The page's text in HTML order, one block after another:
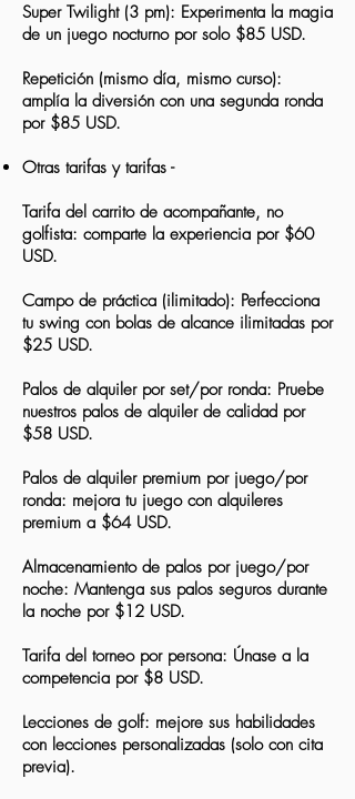
Super Twilight (3 pm): Experimenta la magia
de un juego nocturno por solo $85 USD.
Repetición (mismo día, mismo curso):
amplía la diversión con una segunda ronda
por $85 USD.
Otras tarifas y tarifas -
Tarifa del carrito de acompañante, no
golfista: comparte la experiencia por $60
USD.
Campo de práctica (ilimitado): Perfecciona
tu swing con bolas de alcance ilimitadas por
$25 USD.
Palos de alquiler por set/por ronda: Pruebe
nuestros palos de alquiler de calidad por
$58 USD.
Palos de alquiler premium por juego/por
ronda: mejora tu juego con alquileres
premium a $64 USD.
Almacenamiento de palos por juego/por
noche: Mantenga sus palos seguros durante
la noche por $12 USD.
Tarifa del torneo por persona: Únase a la
competencia por $8 USD.
Lecciones de golf: mejore sus habilidades
con lecciones personalizadas (solo con cita
previa).